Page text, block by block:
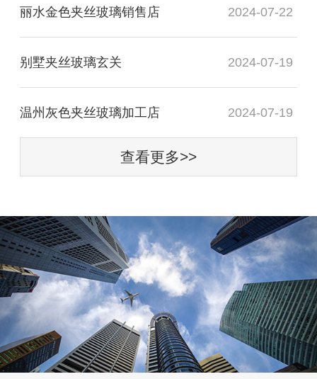
丽水金色夹丝玻璃销售店 2024-07-22
别墅夹丝玻璃玄关 2024-07-19
温州灰色夹丝玻璃加工店 2024-07-19
查看更多>>